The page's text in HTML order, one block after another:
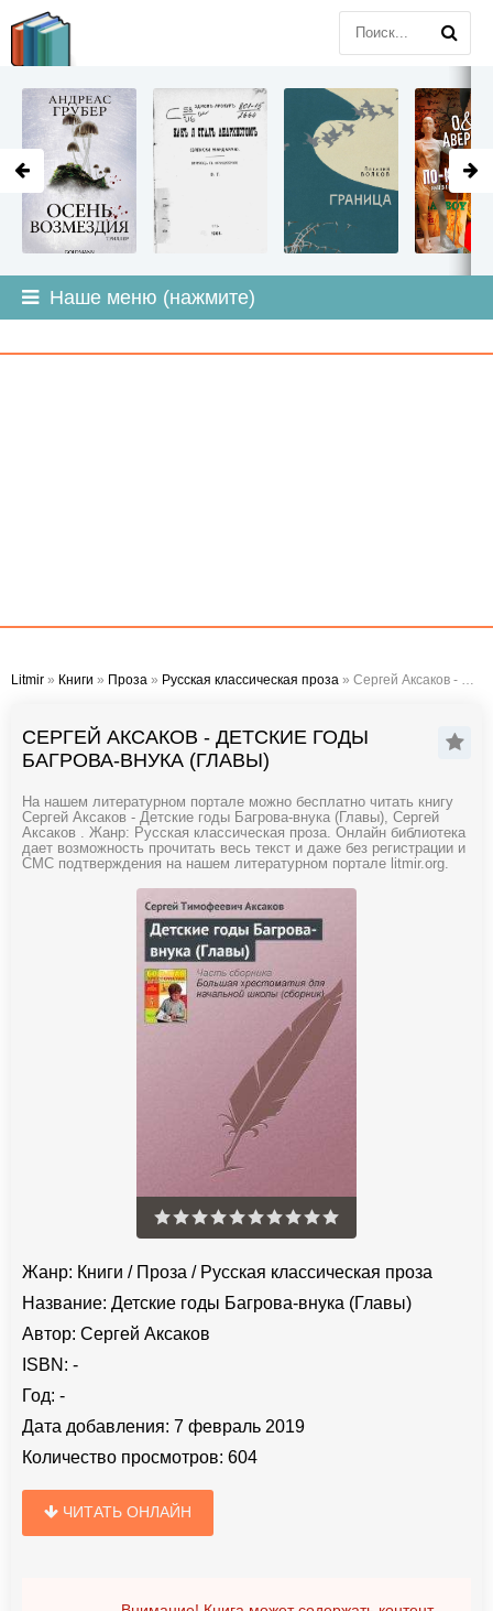
Наше меню (нажмите)
Litmir » Книги » Проза » Русская классическая проза » Сергей Аксаков - Детские годы Багрова-внука (Главы)
СЕРГЕЙ АКСАКОВ - ДЕТСКИЕ ГОДЫ
БАГРОВА-ВНУКА (ГЛАВЫ)
На нашем литературном портале можно бесплатно читать книгу
Сергей Аксаков - Детские годы Багрова-внука (Главы), Сергей
Аксаков . Жанр: Русская классическая проза. Онлайн библиотека
дает возможность прочитать весь текст и даже без регистрации и
СМС подтверждения на нашем литературном портале litmir.org.
Жанр: Книги / Проза / Русская классическая проза
Название: Детские годы Багрова-внука (Главы)
Автор: Сергей Аксаков
ISBN: -
Год: -
Дата добавления: 7 февраль 2019
Количество просмотров: 604
ЧИТАТЬ ОНЛАЙН
LITMIR.ORG